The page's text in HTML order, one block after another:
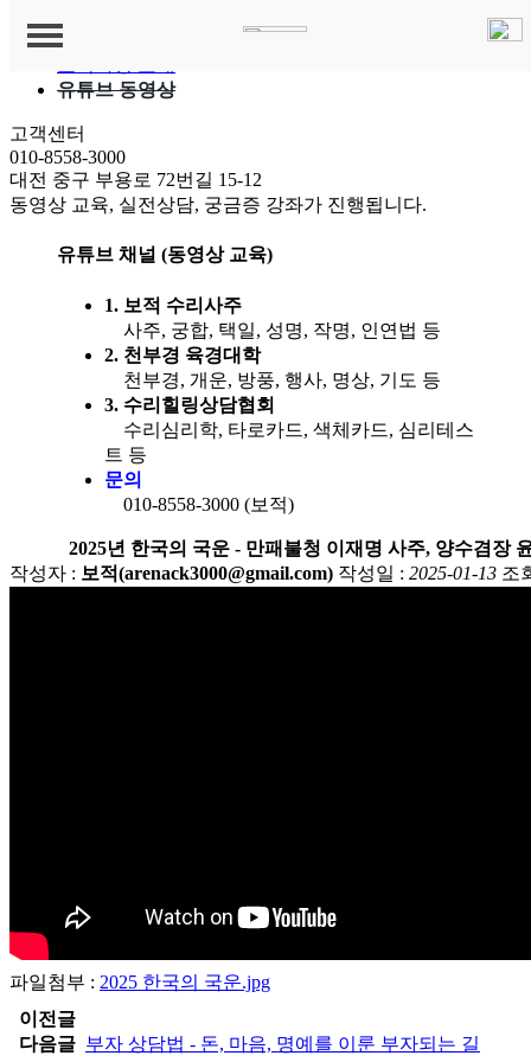
수리사주 소개
인사말&연혁
교육과정
상담 예약
저서와 이력
질문과 답변
교육과정
유튜브 동영상
고객센터
010-8558-3000
대전 중구 부용로 72번길 15-12
동영상 교육, 실전상담, 궁금증 강좌가 진행됩니다.
유튜브 채널 (동영상 교육)
1. 보적 수리사주
사주, 궁합, 택일, 성명, 작명, 인연법 등
2. 천부경 육경대학
천부경, 개운, 방풍, 행사, 명상, 기도 등
3. 수리힐링상담협회
수리심리학, 타로카드, 색체카드, 심리테스
트 등
문의
010-8558-3000 (보적)
2025년 한국의 국운 - 만패불청 이재명 사주, 양수겸장
작성자 : 보적(arenack3000@gmail.com) 작성일 : 2025-01-13 조
파일첨부 : 2025 한국의 국운.jpg
이전글
다음글 부자 상담법 - 돈, 마음, 명예를 이룬 부자되는 길